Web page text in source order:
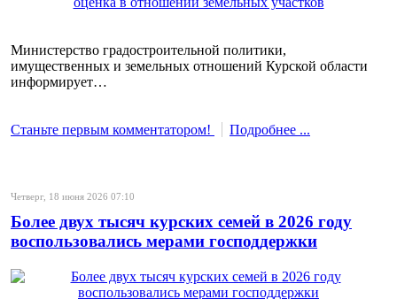
Министерство градостроительной политики,
имущественных и земельных отношений Курской области
информирует…
Станьте первым комментатором! Подробнее ...
Четверг, 18 июня 2026 07:10
Более двух тысяч курских семей в 2026 году
воспользовались мерами господдержки